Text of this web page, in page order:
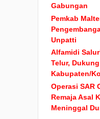
Gabungan
Pemkab
Unpatti
Alfamidi
Telur,
Kabupaten/
Operasi SAR
Remaja Asal
Meninggal